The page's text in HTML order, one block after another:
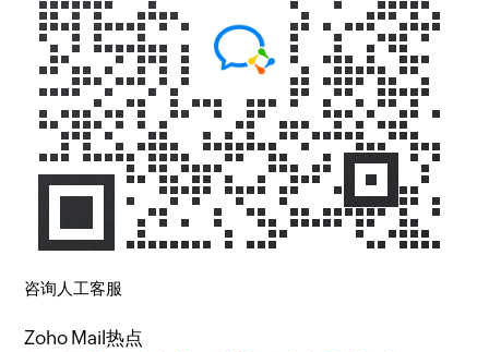
咨询人工客服
Zoho Mail热点